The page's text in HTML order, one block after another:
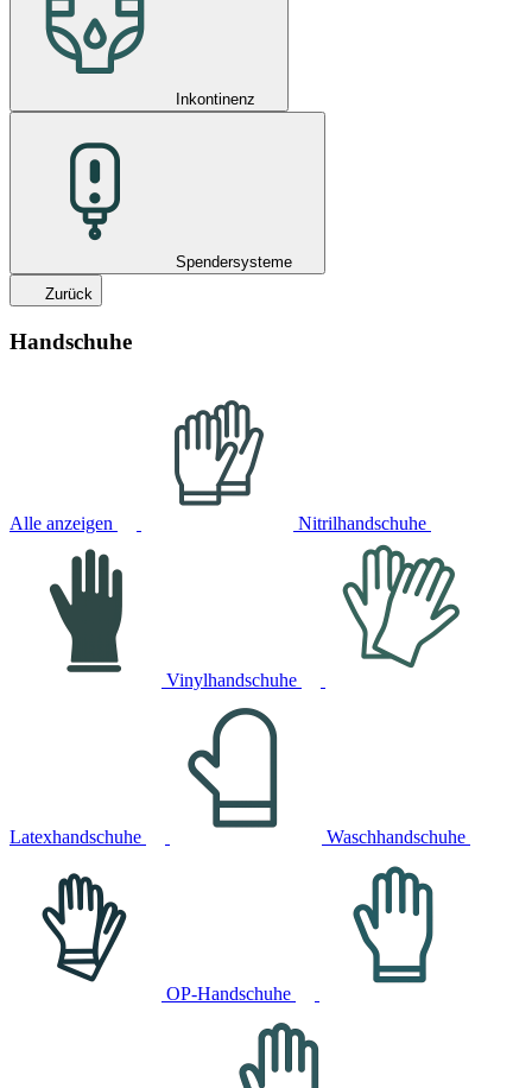
Inkontinenz
Spendersysteme
Zurück
Handschuhe
Alle anzeigen Nitrilhandschuhe
Vinylhandschuhe
Latexhandschuhe Waschhandschuhe
OP-Handschuhe